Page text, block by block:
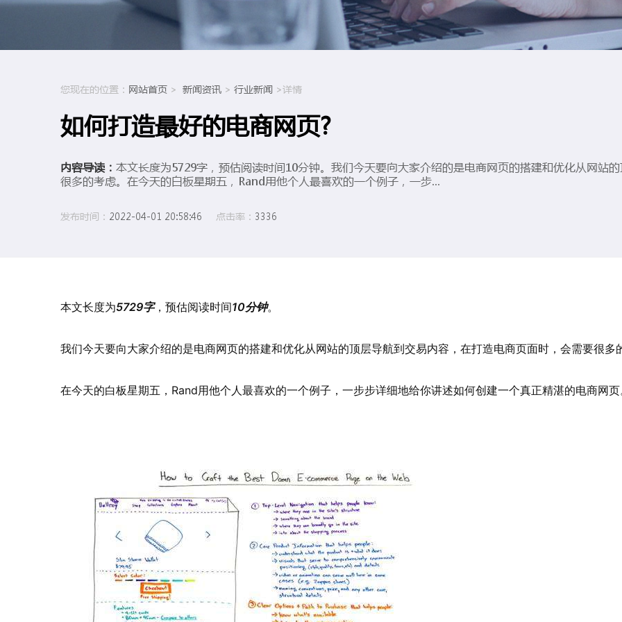
您现在的位置： 网站首页 > 新闻资讯 > 行业新闻 >详情
如何打造最好的电商网页?
内容导读： 本文长度为5729字，预估阅读时间10分钟。我们今天要向大家介绍的是电商网页的搭建和优化从网站
很多的考虑。在今天的白板星期五，Rand用他个人最喜欢的一个例子，一步...
发布时间： 2022-04-01 20:58:46 点击率： 3336
本文长度为5729字，预估阅读时间10分钟。
我们今天要向大家介绍的是电商网页的搭建和优化从网站的顶层导航到交易内容，在打造电商页面时，会需要很多
在今天的白板星期五，Rand用他个人最喜欢的一个例子，一步步详细地给你讲述如何创建一个真正精湛的电商网页